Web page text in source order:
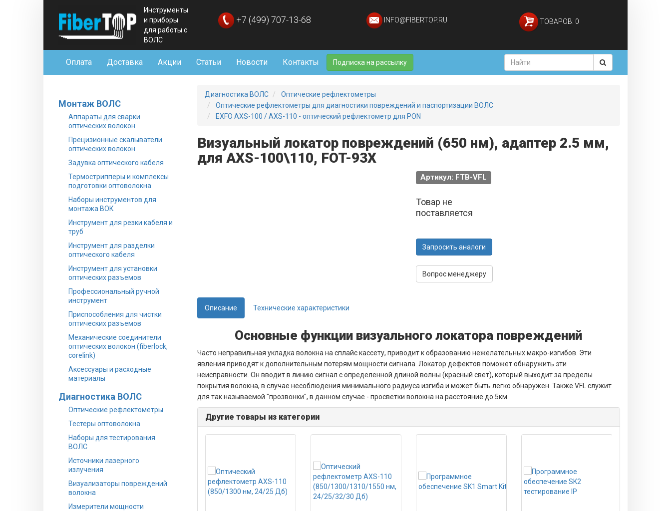
Инструменты
и приборы
для работы с
ВОЛС
+7 (499) 707-13-68 INFO@FIBERTOP.RU ТОВАРОВ: 0
Оплата Доставка Акции Статьи Новости Контакты Подписка на рассылку
Монтаж ВОЛС
Аппараты для сварки
оптических волокон
Прецизионные скалыватели
оптических волокон
Задувка оптического кабеля
Термострипперы и комплексы
подготовки оптоволокна
Наборы инструментов для
монтажа ВОК
Инструмент для резки кабеля и
труб
Инструмент для разделки
оптического кабеля
Инструмент для установки
оптических разъемов
Профессиональный ручной
инструмент
Приспособления для чистки
оптических разъемов
Механические соединители
оптических волокон (fiberlock,
corelink)
Аксессуары и расходные
материалы
Диагностика ВОЛС
Оптические рефлектометры
Тестеры оптоволокна
Наборы для тестирования
ВОЛС
Источники лазерного
излучения
Визуализаторы повреждений
волокна
Измерители мощности
Диагностика ВОЛС
Оптические рефлектометры
Оптические рефлектометры для диагностики повреждений и паспортизации ВОЛС
EXFO AXS-100 / AXS-110 - оптический рефлектометр для PON
Визуальный локатор повреждений (650 нм), адаптер 2.5 мм,
для AXS-100\110, FOT-93X
Артикул: FTB-VFL
Товар не
поставляется
Запросить аналоги
Вопрос менеджеру
Описание Технические характеристики
Основные функции визуального локатора повреждений
Часто неправильная укладка волокна на сплайс кассету, приводит к образованию нежелательных макро-изгибов. Эти
явления приводят к дополнительным потерям мощности сигнала. Локатор дефектов поможет обнаружить эти
неисправности. Он вводит в линию сигнал с определенной длиной волны (красный свет), который выходит за пределы
покрытия волокна, в случае несоблюдения минимального радиуса изгиба и может быть легко обнаружен. Также VFL служит
для так называемой "прозвонки", в данном случае - просветки волокна на расстояние до 5км.
Другие товары из категории